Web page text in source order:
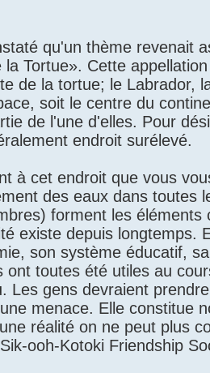
qu'un thème revenait
Tortue». Cette
de la tortue; le Labrador,
soit le centre du
de l'une d'elles. Pour
endroit surélevé.
à cet endroit que vous
des eaux dans toutes
forment les
existe depuis longtemps.
son système éducatif,
ont toutes été utiles au
Les gens devraient
menace. Elle constitue
réalité on ne peut plus
ooh-Kotoki Friendship